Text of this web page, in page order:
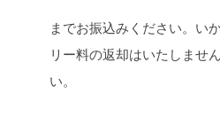
までお振込みください。 い
リー料の返却はいたしませ
い。